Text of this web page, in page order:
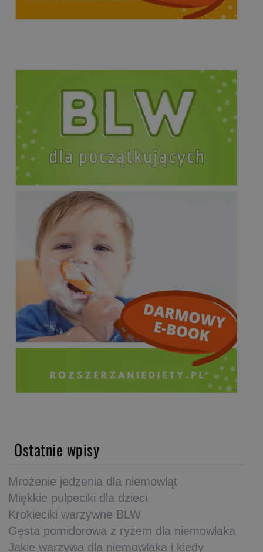
Ostatnie wpisy
Mrożenie jedzenia dla niemowląt
Miękkie pulpeciki dla dzieci
Krokieciki warzywne BLW
Gęsta pomidorowa z ryżem dla niemowlaka
Jakie warzywa dla niemowlaka i kiedy